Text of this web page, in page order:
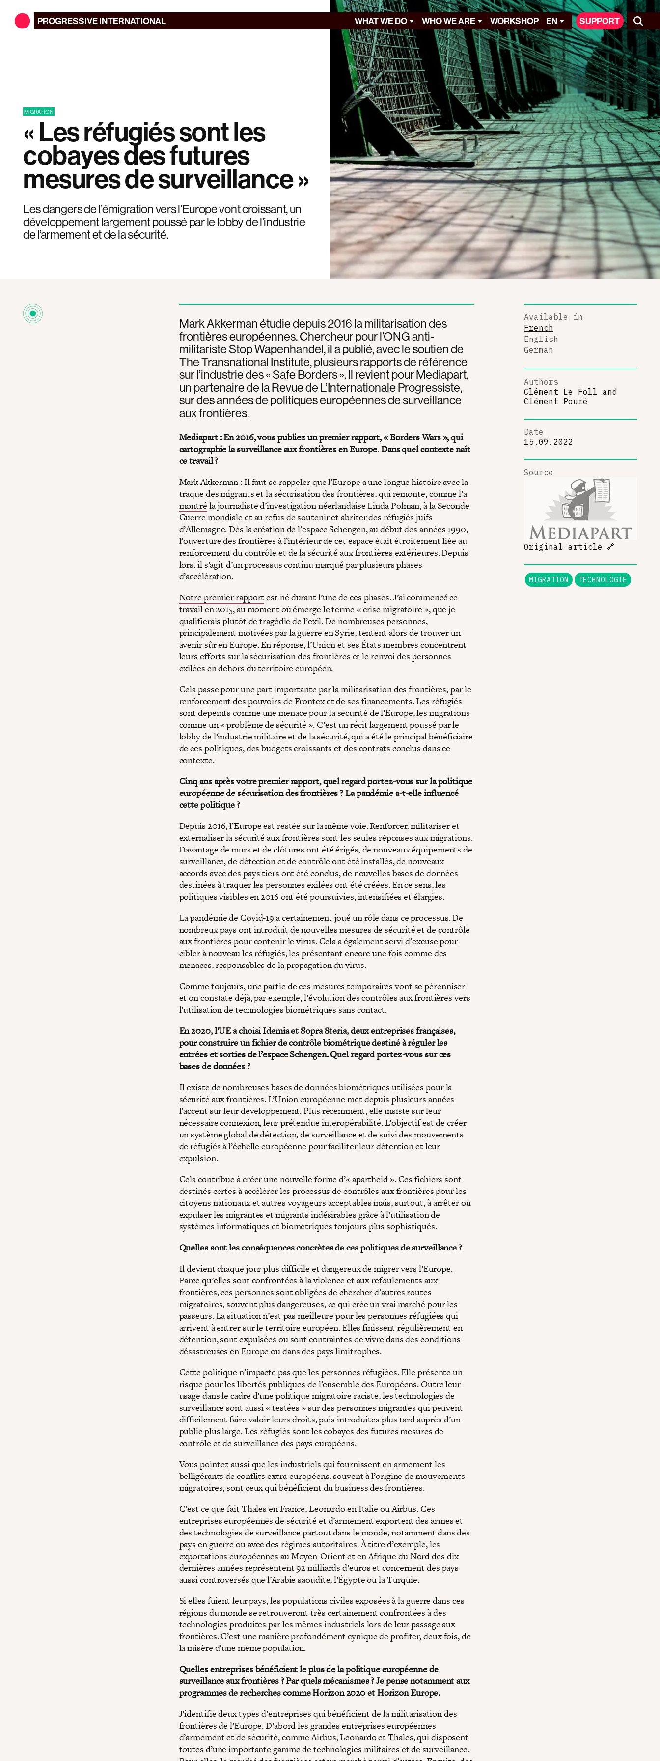
PROGRESSIVEINTERNATIONAL WHAT WE DO WHO WE ARE WORKSHOP EN SUPPORT
MIGRATION
« Les réfugiés sont les
cobayes des futures
mesures de surveillance »
Les dangers de l’émigration vers l’Europe vont croissant, un
développement largement poussé par le lobby de l’industrie
de l’armement et de la sécurité.
Mark Akkerman étudie depuis 2016 la militarisation des
frontières européennes. Chercheur pour l’ONG anti-
militariste Stop Wapenhandel, il a publié, avec le soutien de
The Transnational Institute, plusieurs rapports de référence
sur l’industrie des « Safe Borders ». Il revient pour Mediapart,
un partenaire de la Revue de L’Internationale Progressiste,
sur des années de politiques européennes de surveillance
aux frontières.
Mediapart : En 2016, vous publiez un premier rapport, « Borders Wars », qui
cartographie la surveillance aux frontières en Europe. Dans quel contexte naît
ce travail ?
Mark Akkerman : Il faut se rappeler que l’Europe a une longue histoire avec la
traque des migrants et la sécurisation des frontières, qui remonte,comme l’a
montré la journaliste d’investigation néerlandaise Linda Polman, à la Seconde
Guerre mondiale et au refus de soutenir et abriter des réfugiés juifs
d’Allemagne. Dès la création de l’espace Schengen, au début des années 1990,
l’ouverture des frontières à l’intérieur de cet espace était étroitement liée au
renforcement du contrôle et de la sécurité aux frontières extérieures. Depuis
lors, il s’agit d’un processus continu marqué par plusieurs phases
d’accélération.
Notre premier rapport est né durant l’une de ces phases. J’ai commencé ce
travail en 2015, au moment où émerge le terme « crise migratoire », que je
qualifierais plutôt de tragédie de l’exil. De nombreuses personnes,
principalement motivées par la guerre en Syrie, tentent alors de trouver un
avenir sûr en Europe. En réponse, l’Union et ses États membres concentrent
leurs efforts sur la sécurisation des frontières et le renvoi des personnes
exilées en dehors du territoire européen.
Cela passe pour une part importante par la militarisation des frontières, par le
renforcement des pouvoirs de Frontex et de ses financements. Les réfugiés
sont dépeints comme une menace pour la sécurité de l’Europe, les migrations
comme un « problème de sécurité ». C’est un récit largement poussé par le
lobby de l’industrie militaire et de la sécurité, qui a été le principal bénéficiaire
de ces politiques, des budgets croissants et des contrats conclus dans ce
contexte.
Cinq ans après votre premier rapport, quel regard portez-vous sur la politique
européenne de sécurisation des frontières ? La pandémie a-t-elle influencé
cette politique ?
Depuis 2016, l’Europe est restée sur la même voie. Renforcer, militariser et
externaliser la sécurité aux frontières sont les seules réponses aux migrations.
Davantage de murs et de clôtures ont été érigés, de nouveaux équipements de
surveillance, de détection et de contrôle ont été installés, de nouveaux
accords avec des pays tiers ont été conclus, de nouvelles bases de données
destinées à traquer les personnes exilées ont été créées. En ce sens, les
politiques visibles en 2016 ont été poursuivies, intensifiées et élargies.
La pandémie de Covid-19 a certainement joué un rôle dans ce processus. De
nombreux pays ont introduit de nouvelles mesures de sécurité et de contrôle
aux frontières pour contenir le virus. Cela a également servi d’excuse pour
cibler à nouveau les réfugiés, les présentant encore une fois comme des
menaces, responsables de la propagation du virus.
Comme toujours, une partie de ces mesures temporaires vont se pérenniser
et on constate déjà, par exemple, l’évolution des contrôles aux frontières vers
l’utilisation de technologies biométriques sans contact.
En 2020, l’UE a choisi Idemia et Sopra Steria, deux entreprises françaises,
pour construire un fichier de contrôle biométrique destiné à réguler les
entrées et sorties de l’espace Schengen. Quel regard portez-vous sur ces
bases de données ?
Il existe de nombreuses bases de données biométriques utilisées pour la
sécurité aux frontières. L’Union européenne met depuis plusieurs années
l’accent sur leur développement. Plus récemment, elle insiste sur leur
nécessaire connexion, leur prétendue interopérabilité. L’objectif est de créer
un système global de détection, de surveillance et de suivi des mouvements
de réfugiés à l’échelle européenne pour faciliter leur détention et leur
expulsion.
Cela contribue à créer une nouvelle forme d’« apartheid ». Ces fichiers sont
destinés certes à accélérer les processus de contrôles aux frontières pour les
citoyens nationaux et autres voyageurs acceptables mais, surtout, à arrêter ou
expulser les migrantes et migrants indésirables grâce à l’utilisation de
systèmes informatiques et biométriques toujours plus sophistiqués.
Quelles sont les conséquences concrètes de ces politiques de surveillance ?
Il devient chaque jour plus difficile et dangereux de migrer vers l’Europe.
Parce qu’elles sont confrontées à la violence et aux refoulements aux
frontières, ces personnes sont obligées de chercher d’autres routes
migratoires, souvent plus dangereuses, ce qui crée un vrai marché pour les
passeurs. La situation n’est pas meilleure pour les personnes réfugiées qui
arrivent à entrer sur le territoire européen. Elles finissent régulièrement en
détention, sont expulsées ou sont contraintes de vivre dans des conditions
désastreuses en Europe ou dans des pays limitrophes.
Cette politique n’impacte pas que les personnes réfugiées. Elle présente un
risque pour les libertés publiques de l’ensemble des Européens. Outre leur
usage dans le cadre d’une politique migratoire raciste, les technologies de
surveillance sont aussi « testées » sur des personnes migrantes qui peuvent
difficilement faire valoir leurs droits, puis introduites plus tard auprès d’un
public plus large. Les réfugiés sont les cobayes des futures mesures de
contrôle et de surveillance des pays européens.
Vous pointez aussi que les industriels qui fournissent en armement les
belligérants de conflits extra-européens, souvent à l’origine de mouvements
migratoires, sont ceux qui bénéficient du business des frontières.
C’est ce que fait Thales en France, Leonardo en Italie ou Airbus. Ces
entreprises européennes de sécurité et d’armement exportent des armes et
des technologies de surveillance partout dans le monde, notamment dans des
pays en guerre ou avec des régimes autoritaires. À titre d’exemple, les
exportations européennes au Moyen-Orient et en Afrique du Nord des dix
dernières années représentent 92 milliards d’euros et concernent des pays
aussi controversés que l’Arabie saoudite, l’Égypte ou la Turquie.
Si elles fuient leur pays, les populations civiles exposées à la guerre dans ces
régions du monde se retrouveront très certainement confrontées à des
technologies produites par les mêmes industriels lors de leur passage aux
frontières. C’est une manière profondément cynique de profiter, deux fois, de
la misère d’une même population.
Quelles entreprises bénéficient le plus de la politique européenne de
surveillance aux frontières ? Par quels mécanismes ? Je pense notamment aux
programmes de recherches comme Horizon 2020 et Horizon Europe.
J’identifie deux types d’entreprises qui bénéficient de la militarisation des
frontières de l’Europe. D’abord les grandes entreprises européennes
d’armement et de sécurité, comme Airbus, Leonardo et Thales, qui disposent
toutes d’une importante gamme de technologies militaires et de surveillance.
Available in
French
English
German
Authors
Clément Le Foll and
Clément Pouré
Date
15.09.2022
Source
Original article 🔗
MIGRATION TECHNOLOGIE